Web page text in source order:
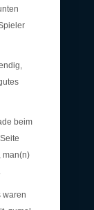
beim
man(n)
waren